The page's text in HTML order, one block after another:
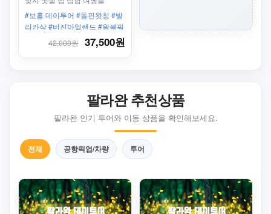
떠나보세요~!
#보홀 데이투어 #돌핀왓칭 #발
리카삭 #버진아일랜드 #왕복픽
업 #세계 5대 다이빙포인트 #단
독투어 #호핑투어 #스노클링
42,000원 37,500원
팔라완 추천상품
팔라완 인기 투어와 이동 상품을 확인해보세요.
전체 공항픽업/차량 투어